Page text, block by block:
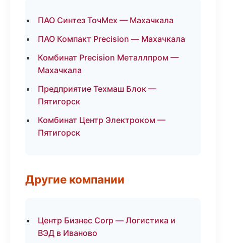
ПАО Синтез ТочМех — Махачкала
ПАО Компакт Precision — Махачкала
Комбинат Precision Металлпром —
Махачкала
Предприятие Техмаш Блок —
Пятигорск
Комбинат Центр Электроком —
Пятигорск
Другие компании
Центр Бизнес Corp — Логистика и
ВЭД в Иваново